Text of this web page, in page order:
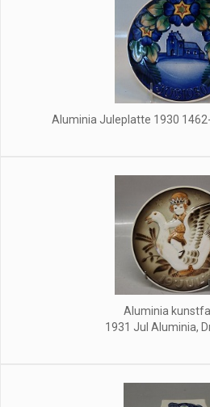
Aluminia Juleplatte 1930
Aluminia
1931 Jul Aluminia,